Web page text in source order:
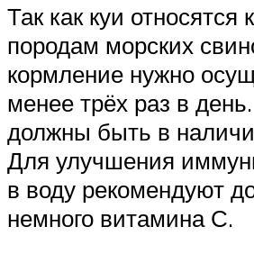
Так как куи относятся
породам морских
кормление нужно
менее трёх раз в
должны быть в
Для улучшения
в воду рекомендуют
немного витамина С.